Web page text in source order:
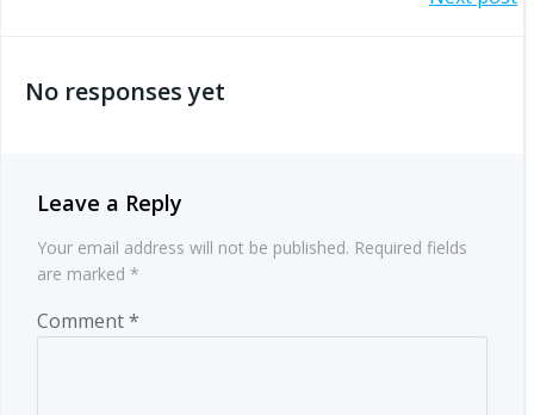
navigation
No responses yet
Leave a Reply
Your email address will not be published. Required fields
are marked *
Comment*